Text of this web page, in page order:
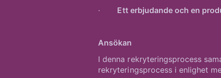
· Ett erbjudande och en
Ansökan
I denna rekryteringsprocess
rekryteringsprocess i enlighet